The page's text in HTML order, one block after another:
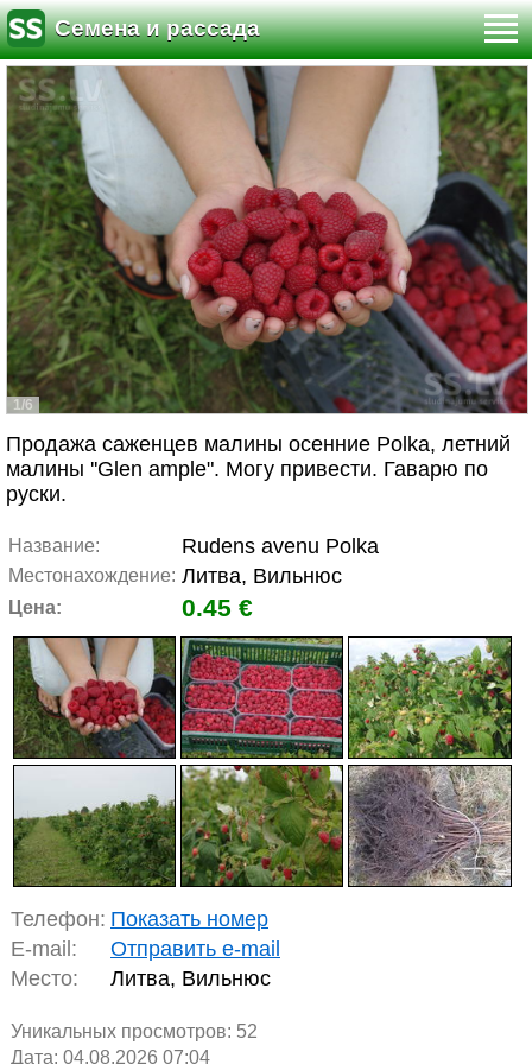
Семена и рассада
1/6
Продажа саженцев малины осенние Polka, летний
малины ''Glen ample". Могу привести. Гаварю по
руски.
Название: Rudens avenu Polka
Местонахождение: Литва, Вильнюс
Цена: 0.45 €
Телефон: Показать номер
E-mail:
Отправить e-mail
Место:
Литва, Вильнюс
Уникальных просмотров: 52
Дата: 04.08.2026 07:04